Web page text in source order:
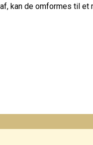
kan de omformes til